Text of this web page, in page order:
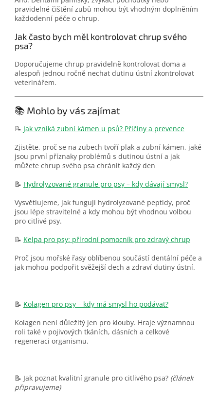
pravidelné čištění zubů mohou být vhodným doplněním
každodenní péče o chrup.
Jak často bych měl kontrolovat chrup svého
psa?
Doporučujeme chrup pravidelně kontrolovat doma a
alespoň jednou ročně nechat dutinu ústní zkontrolovat
veterinářem.
📚 Mohlo by vás zajímat
📝 Jak vzniká zubní kámen u psů? Příčiny a prevence
Zjistěte, proč se na zubech tvoří plak a zubní kámen, jaké
jsou první příznaky problémů s dutinou ústní a jak
můžete chrup svého psa chránit každý den
📝 Hydrolyzované granule pro psy – kdy dávají smysl?
Vysvětlujeme, jak fungují hydrolyzované peptidy, proč
jsou lépe stravitelné a kdy mohou být vhodnou volbou
pro citlivé psy.
📝 Kelpa pro psy: přírodní pomocník pro zdravý chrup
Proč jsou mořské řasy oblíbenou součástí dentální péče a
jak mohou podpořit svěžejší dech a zdraví dutiny ústní.
📝 Kolagen pro psy – kdy má smysl ho podávat?
Kolagen není důležitý jen pro klouby. Hraje významnou
roli také v pojivových tkáních, dásních a celkové
regeneraci organismu.
📝 Jak poznat kvalitní granule pro citlivého psa? (článek
připravujeme)